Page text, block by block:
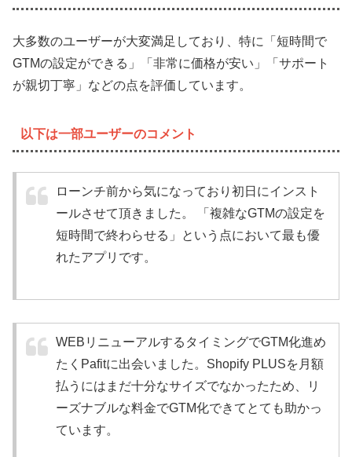
大多数のユーザーが大変満足しており、特に「短時間で
GTMの設定ができる」「非常に価格が安い」「サポート
が親切丁寧」などの点を評価しています。
以下は一部ユーザーのコメント
ローンチ前から気になっており初日にインスト
ールさせて頂きました。 「複雑なGTMの設定を
短時間で終わらせる」という点において最も優
れたアプリです。
WEBリニューアルするタイミングでGTM化進め
たくPafitに出会いました。Shopify PLUSを月額
払うにはまだ十分なサイズでなかったため、リ
ーズナブルな料金でGTM化できてとても助かっ
ています。